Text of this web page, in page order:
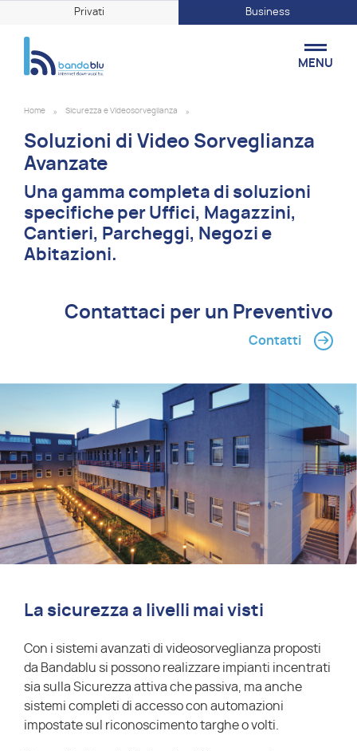
Privati Business
MENU
Home Sicurezza e Videosorveglianza
Soluzioni di Video Sorveglianza
Avanzate
Una gamma completa di soluzioni
specifiche per Uffici, Magazzini,
Cantieri, Parcheggi, Negozi e
Abitazioni.
Contattaci per un Preventivo
Contatti
La sicurezza a livelli mai visti
Con i sistemi avanzati di videosorveglianza proposti
da Bandablu si possono realizzare impianti incentrati
sia sulla Sicurezza attiva che passiva, ma anche
sistemi completi di accesso con automazioni
impostate sul riconoscimento targhe o volti.